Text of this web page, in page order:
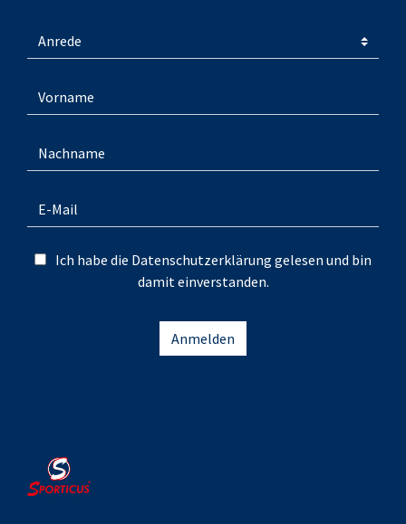
Ich habe die Datenschutzerklärung gelesen und bin
damit einverstanden.